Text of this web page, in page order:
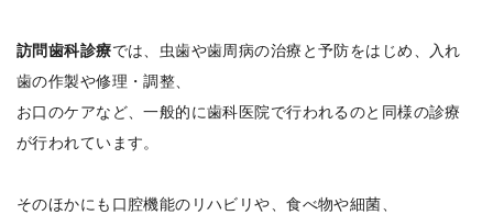
訪問歯科診療では、虫歯や歯周病の治療と予防をはじめ、入れ
歯の作製や修理・調整、
お口のケアなど、一般的に歯科医院で行われるのと同様の診療
が行われています。
そのほかにも口腔機能のリハビリや、食べ物や細菌、